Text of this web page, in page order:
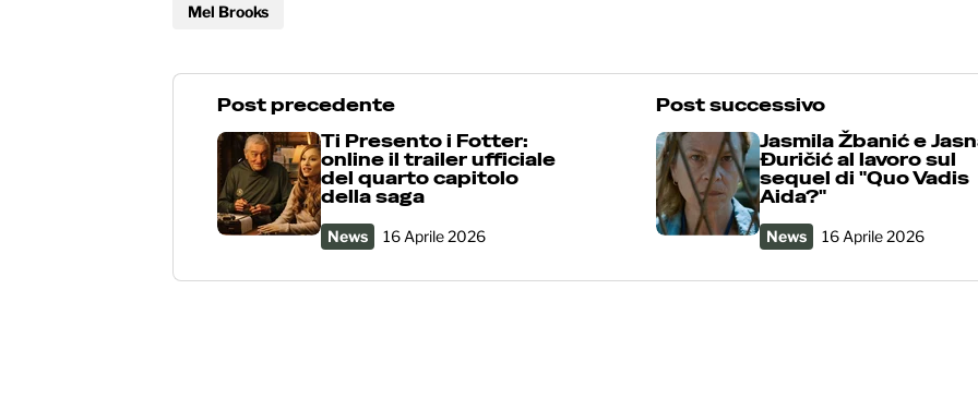
Mel Brooks
Post precedente
Ti Presento i Fotter:
online il trailer ufficiale
del quarto capitolo
della saga
News 16 Aprile 2026
Post successivo
Jasmila Žbanić e
Đuričić al lavoro sul
sequel di "Quo Vadis
Aida?"
News 16 Aprile 2026